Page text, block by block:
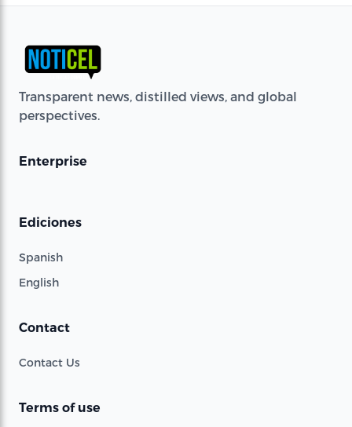
Transparent news, distilled views, and global
perspectives.
Enterprise
Ediciones
Spanish
English
Contact
Contact Us
Terms of use